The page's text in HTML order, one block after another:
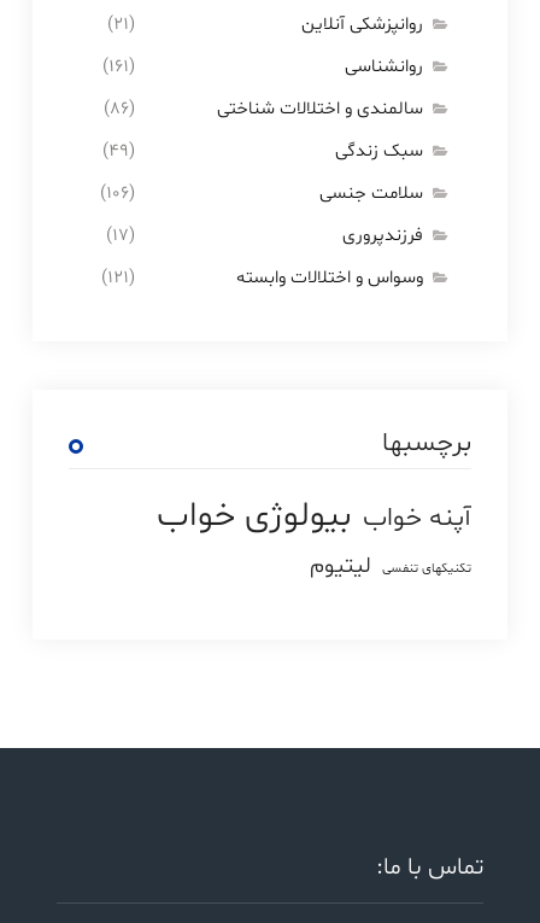
روانپزشکی آنلاین
(۲۱)
روانشناسی
(۱۶۱)
سالمندی و اختلالات شناختی
(۸۶)
سبک زندگی
(۴۹)
سلامت جنسی
(۱۰۶)
فرزندپروری
(۱۷)
وسواس و اختلالات وابسته
(۱۲۱)
برچسبها
آپنه خواب بیولوژی خواب
تکنیکهای تنفسی لیتیوم
تماس با ما: